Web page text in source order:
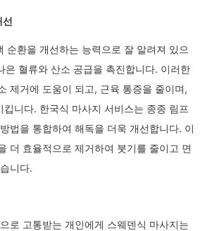
선
순환을 개선하는 능력으로 잘 알려져 있으
은 혈류와 산소 공급을 촉진합니다. 이러한
제거에 도움이 되고, 근육 통증을 줄이며,
니다. 한국식 마사지 서비스는 종종 림프
법을 통합하여 해독을 더욱 개선합니다. 이
더 효율적으로 제거하여 붓기를 줄이고 면
니다.
로 고통받는 개인에게 스웨덴식 마사지는